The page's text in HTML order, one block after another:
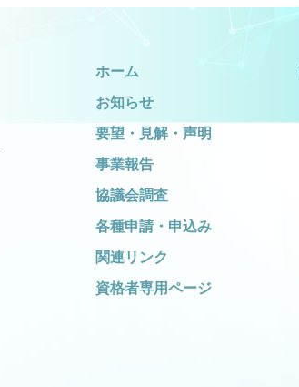
ホーム
お知らせ
要望・見解・声明
事業報告
協議会調査
各種申請・申込み
関連リンク
資格者専用ページ